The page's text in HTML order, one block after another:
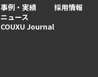
事例・実績
ニュース
COUXU Journal
採用情報